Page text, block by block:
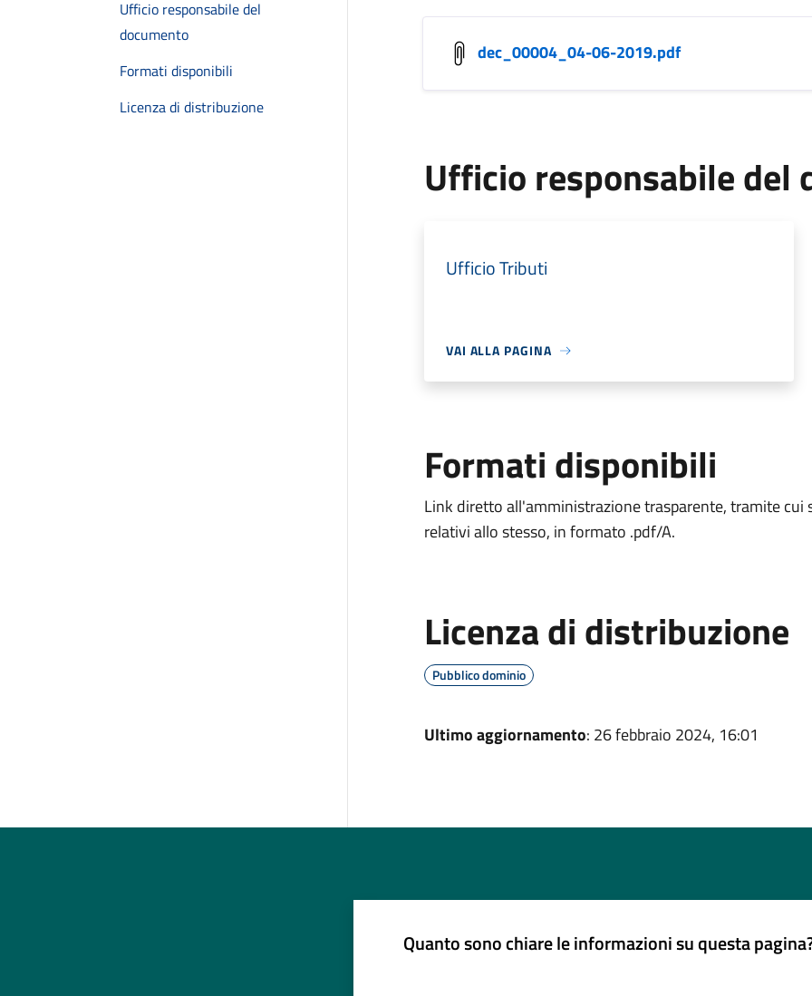
Ufficio responsabile del
documento
Formati disponibili
Licenza di distribuzione
dec_00004_04-06-2019.pdf
Ufficio responsabile del
Ufficio Tributi
VAI ALLA PAGINA
Formati disponibili
Link diretto all'amministrazione trasparente, tramite
relativi allo stesso, in formato .pdf/A.
Licenza di distribuzione
Pubblico dominio
Ultimo aggiornamento: 26 febbraio 2024, 16:01
Quanto sono chiare le informazioni su questa